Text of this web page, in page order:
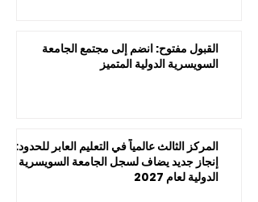
القبول مفتوح: انضم إلى مجتمع الجامعة
السويسرية الدولية المتميز
المركز الثالث عالمياً في التعليم العابر للحدود:
إنجاز جديد يضاف لسجل الجامعة السويسرية
الدولية لعام 2027